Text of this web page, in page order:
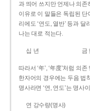
과 띄어 쓰지만 언제나 의
이유로 이 말들은 독립된 단
리에도 ‘연도, 열반’ 등과
나는 대로 적는다.
십 년 금
따라서 ‘年’, ‘年度’처럼 의
한자어의 경우에는 두음 법
명사라면 ‘연, 연도’는 명사
연 강수량(명사)